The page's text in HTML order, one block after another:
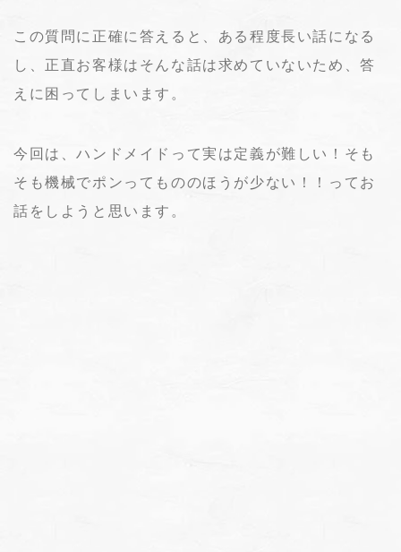
この質問に正確に答えると、ある程度長い話になる
し、正直お客様はそんな話は求めていないため、答
えに困ってしまいます。
今回は、ハンドメイドって実は定義が難しい！そも
そも機械でポンってもののほうが少ない！！ってお
話をしようと思います。